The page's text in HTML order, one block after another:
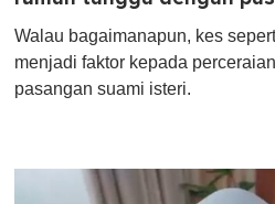
Walau bagaimanapun, kes
menjadi faktor kepada
pasangan suami isteri.